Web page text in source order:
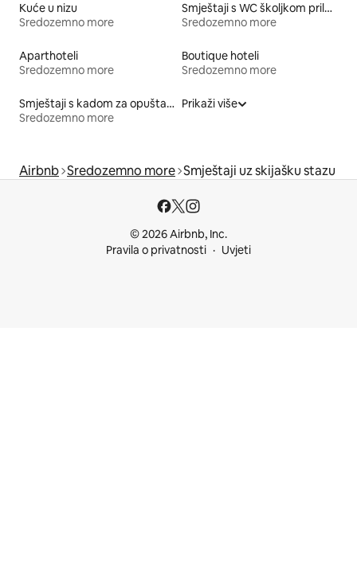
Kuće u nizu
Sredozemno more
Smještaji s WC školjkom prilagođene visine
Sredozemno more
Aparthoteli
Sredozemno more
Boutique hoteli
Sredozemno more
Smještaji s kadom za opuštanje
Sredozemno more
Prikaži više
Airbnb Sredozemno more Smještaji uz skijašku stazu
© 2026 Airbnb, Inc.
Pravila o privatnosti
Uvjeti